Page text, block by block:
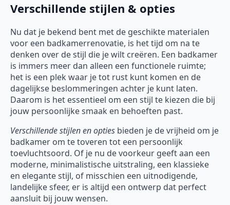
Verschillende stijlen & opties
Nu dat je bekend bent met de geschikte materialen
voor een badkamerrenovatie, is het tijd om na te
denken over de stijl die je wilt creëren. Een badkamer
is immers meer dan alleen een functionele ruimte;
het is een plek waar je tot rust kunt komen en de
dagelijkse beslommeringen achter je kunt laten.
Daarom is het essentieel om een stijl te kiezen die bij
jouw persoonlijke smaak en behoeften past.
Verschillende stijlen en opties bieden je de vrijheid om je
badkamer om te toveren tot een persoonlijk
toevluchtsoord. Of je nu de voorkeur geeft aan een
moderne, minimalistische uitstraling, een klassieke
en elegante stijl, of misschien een uitnodigende,
landelijke sfeer, er is altijd een ontwerp dat perfect
aansluit bij jouw wensen.